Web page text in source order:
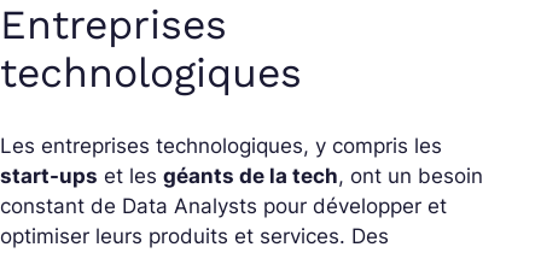
Entreprises
technologiques
Les entreprises technologiques, y compris les
start-ups et les géants de la tech, ont un besoin
constant de Data Analysts pour développer et
optimiser leurs produits et services. Des